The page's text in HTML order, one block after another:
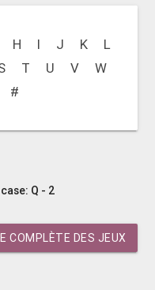
H I J K
L
T U V
W
#
Q - 2
COMPLÈTE DES JEUX